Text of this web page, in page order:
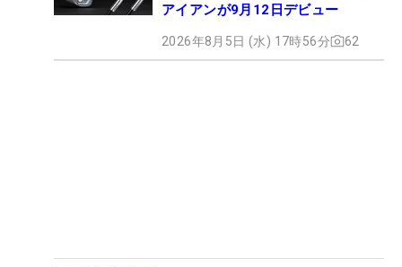
アイアンが9月12日デビュー
2026年8月5日 (水) 17時56分 62